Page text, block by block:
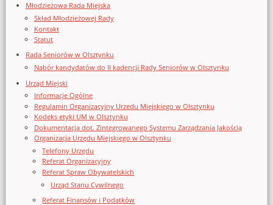
Młodzieżowa Rada Miejska
Skład Młodzieżowej Rady
Kontakt
Statut
Rada Seniorów w Olsztynku
Nabór kandydatów do II kadencji Rady Seniorów w Olsztynku
Urząd Miejski
Informacje Ogólne
Regulamin Organizacyjny Urzedu Miejskiego w Olsztynku
Kodeks etyki UM w Olsztynku
Dokumentacja dot. Zintegrowanego Systemu Zarządzania Jakością
Organizacja Urzędu Miejskiego w Olsztynku
Telefony Urzędu
Referat Organizacyjny
Referat Spraw Obywatelskich
Urząd Stanu Cywilnego
Referat Finansów i Podatków